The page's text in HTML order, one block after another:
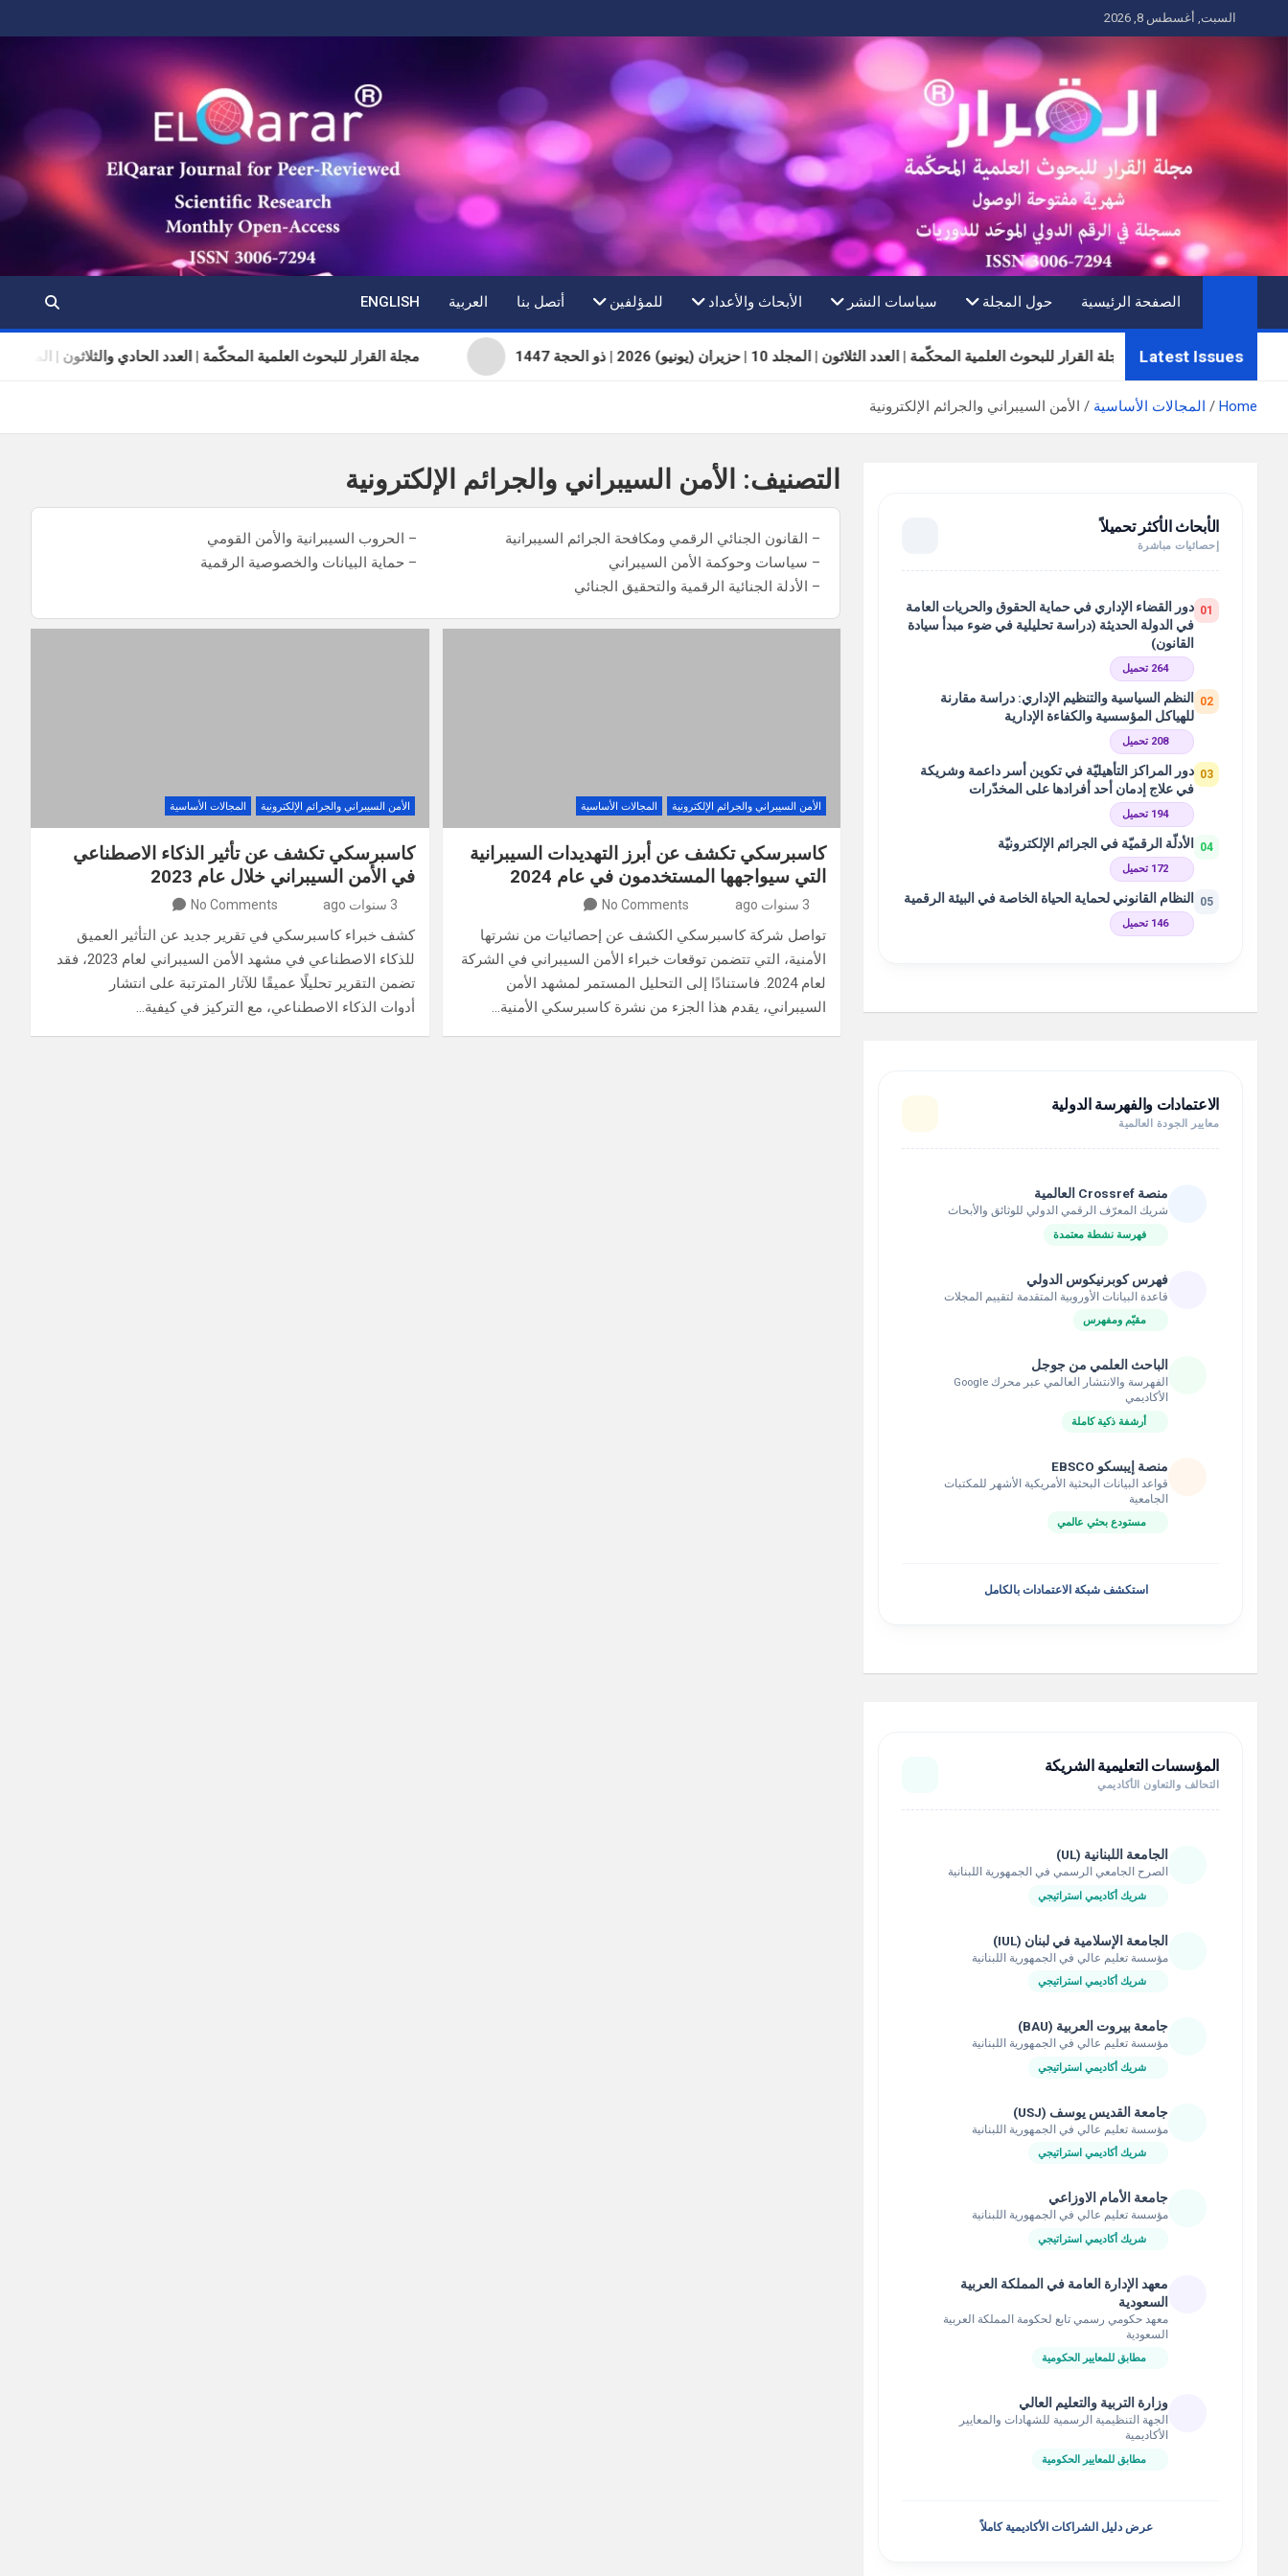
to
السبت, أغسطس 8, 2026
الصفحة الرئيسية حول المجلة سياسات النشر الأبحاث والأعداد للمؤلفين أتصل بنا العربية ENGLISH
Latest Issues مجلة القرار للبحوث العلمية المحكّمة | العدد الحادي والثلاثون | المجلد 11 | تموز (يوليو) مجلة القرار للبحوث العلمية المحكّمة | العدد الثلاثون | المجلد 10 | حزيران (يونيو) 2026 | ذو الحجة 1447
Home المجالات الأساسية الأمن السيبراني والجرائم الإلكترونية
التصنيف: الأمن السيبراني والجرائم الإلكترونية
– القانون الجنائي الرقمي ومكافحة الجرائم السيبرانية
– سياسات وحوكمة الأمن السيبراني
– الأدلة الجنائية الرقمية والتحقيق الجنائي
– الحروب السيبرانية والأمن القومي
– حماية البيانات والخصوصية الرقمية
الأمن السيبراني والجرائم الإلكترونية المجالات الأساسية
كاسبرسكي تكشف عن أبرز التهديدات السيبرانية
التي سيواجهها المستخدمون في عام 2024
3 سنوات ago No Comments
تواصل شركة كاسبرسكي الكشف عن إحصائيات من نشرتها
الأمنية، التي تتضمن توقعات خبراء الأمن السيبراني في الشركة
لعام 2024. فاستنادًا إلى التحليل المستمر لمشهد الأمن
السيبراني، يقدم هذا الجزء من نشرة كاسبرسكي الأمنية…
الأمن السيبراني والجرائم الإلكترونية المجالات الأساسية
كاسبرسكي تكشف عن تأثير الذكاء الاصطناعي
في الأمن السيبراني خلال عام 2023
3 سنوات ago No Comments
كشف خبراء كاسبرسكي في تقرير جديد عن التأثير العميق
للذكاء الاصطناعي في مشهد الأمن السيبراني لعام 2023، فقد
تضمن التقرير تحليلًا عميقًا للآثار المترتبة على انتشار
أدوات الذكاء الاصطناعي، مع التركيز في كيفية…
الأبحاث الأكثر تحميلاً
إحصائيات مباشرة
01 دور القضاء الإداري في حماية الحقوق والحريات العامة
في الدولة الحديثة (دراسة تحليلية في ضوء مبدأ سيادة
القانون)
264 تحميل
02
النظم السياسية والتنظيم الإداري: دراسة مقارنة
للهياكل المؤسسية والكفاءة الإدارية
208 تحميل
03 دور المراكز التأهيليّة في تكوين أسر داعمة وشريكة
في علاج إدمان أحد أفرادها على المخدّرات
194 تحميل
04 الأدلّة الرقميّة في الجرائم الإلكترونيّة
172 تحميل
05 النظام القانوني لحماية الحياة الخاصة في البيئة الرقمية
146 تحميل
الاعتمادات والفهرسة الدولية
معايير الجودة العالمية
منصة Crossref العالمية
شريك المعرّف الرقمي الدولي للوثائق والأبحاث
فهرسة نشطة معتمدة
فهرس كوبرنيكوس الدولي
قاعدة البيانات الأوروبية المتقدمة لتقييم المجلات
مقيّم ومفهرس
الباحث العلمي من جوجل
الفهرسة والانتشار العالمي عبر محرك Google
الأكاديمي
أرشفة ذكية كاملة
منصة إيبسكو EBSCO
قواعد البيانات البحثية الأمريكية الأشهر للمكتبات
الجامعية
مستودع بحثي عالمي
استكشف شبكة الاعتمادات بالكامل
المؤسسات التعليمية الشريكة
التحالف والتعاون الأكاديمي
الجامعة اللبنانية (UL)
الصرح الجامعي الرسمي في الجمهورية اللبنانية
شريك أكاديمي استراتيجي
الجامعة الإسلامية في لبنان (IUL)
مؤسسة تعليم عالي في الجمهورية اللبنانية
شريك أكاديمي استراتيجي
جامعة بيروت العربية (BAU)
مؤسسة تعليم عالي في الجمهورية اللبنانية
شريك أكاديمي استراتيجي
جامعة القديس يوسف (USJ)
مؤسسة تعليم عالي في الجمهورية اللبنانية
شريك أكاديمي استراتيجي
جامعة الأمام الاوزاعي
مؤسسة تعليم عالي في الجمهورية اللبنانية
شريك أكاديمي استراتيجي
معهد الإدارة العامة في المملكة العربية
السعودية
معهد حكومي رسمي تابع لحكومة المملكة العربية
السعودية
مطابق للمعايير الحكومية
وزارة التربية والتعليم العالي
الجهة التنظيمية الرسمية للشهادات والمعايير
الأكاديمية
مطابق للمعايير الحكومية
عرض دليل الشراكات الأكاديمية كاملاً